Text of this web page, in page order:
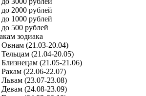
2000 рублей
1000 рублей
500 рублей
зодиака
(21.03-20.04)
(21.04-20.05)
(21.05-21.06)
(22.06-22.07)
(23.07-23.08)
(24.08-23.09)